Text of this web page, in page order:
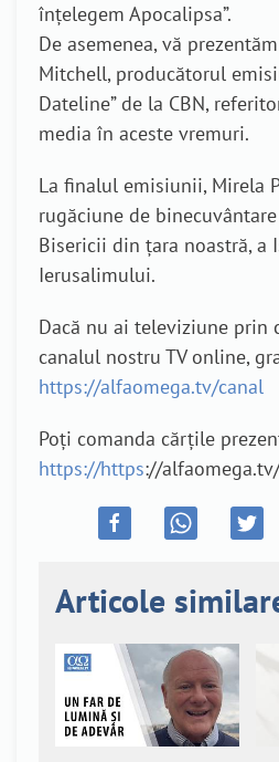
înțelegem Apocalipsa”.
De asemenea, vă
Mitchell, producătorul
Dateline” de la CBN,
media în aceste vremuri.
La finalul emisiunii, Mirela
rugăciune de
Bisericii din țara noastră, a
Ierusalimului.
Dacă nu ai televiziune prin
canalul nostru TV online,
https://alfaomega.tv/canal
Poți comanda cărțile
https://https://
Articole